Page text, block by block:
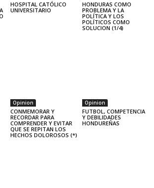
HOSPITAL CATÓLICO
UNIVERSITARIO
HONDURAS COMO
PROBLEMA Y LA
POLÍTICA Y LOS
POLÍTICOS COMO
SOLUCION (1/4)
Opinion
CONMEMORAR Y
RECORDAR PARA
COMPRENDER Y EVITAR
QUE SE REPITAN LOS
HECHOS DOLOROSOS (*)
Opinion
FUTBOL, COMPETENCIA
Y DEBILIDADES
HONDUREÑAS